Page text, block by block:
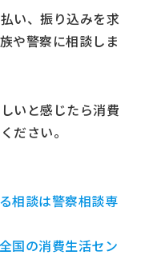
い、振り込みを求
や警察に相談しま
いと感じたら消費
ださい。
相談は警察相談専
国の消費生活セン